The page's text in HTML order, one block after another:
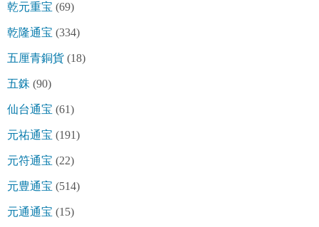
乾元重宝 (69)
乾隆通宝 (334)
五厘青銅貨 (18)
五銖 (90)
仙台通宝 (61)
元祐通宝 (191)
元符通宝 (22)
元豊通宝 (514)
元通通宝 (15)